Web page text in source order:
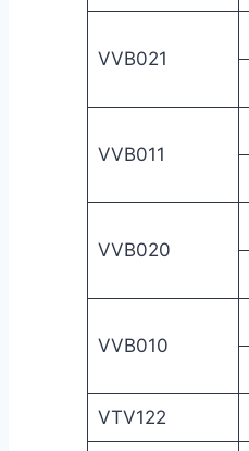
VVB021
VVB011
VVB020
VVB010
VTV122